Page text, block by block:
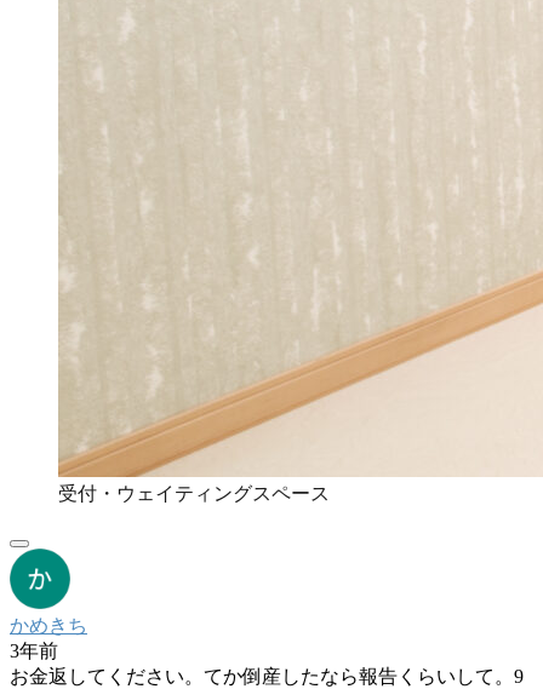
受付・ウェイティングスペース
かめきち
3年前
お金返してください。てか倒産したなら報告くらいして。9